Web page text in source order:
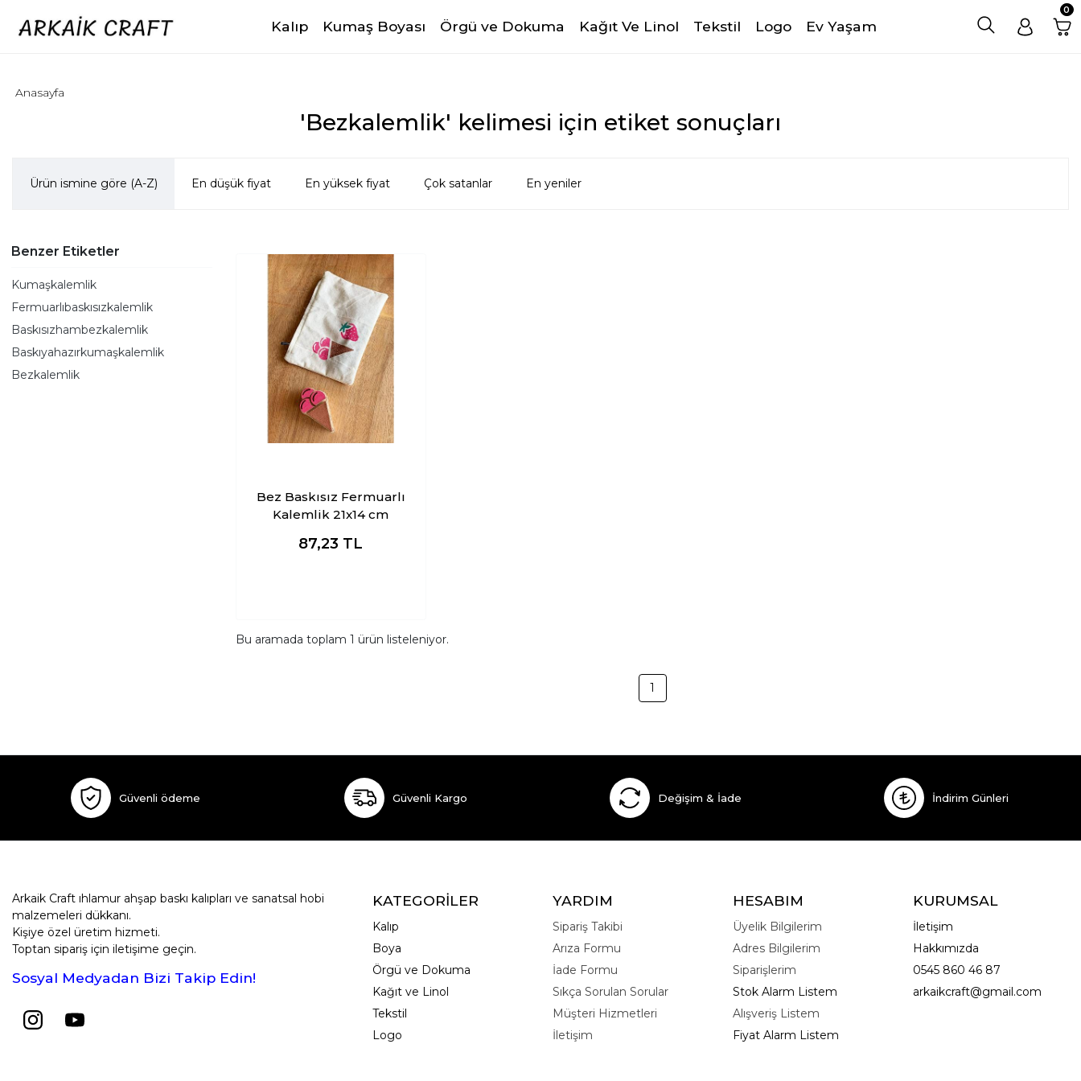
Kalıp Kumaş Boyası Örgü ve Dokuma Kağıt Ve Linol Tekstil Logo Ev Yaşam
0
'Bezkalemlik' kelimesi için etiket sonuçları
Anasayfa
Ürün ismine göre (A-Z) En düşük fiyat En yüksek fiyat Çok satanlar En yeniler
Benzer Etiketler
Kumaşkalemlik
Fermuarlıbaskısızkalemlik
Baskısızhambezkalemlik
Baskıyahazırkumaşkalemlik
Bezkalemlik
Bez Baskısız Fermuarlı
Kalemlik 21x14 cm
87,23 TL
Bu aramada toplam 1 ürün listeleniyor.
1
Güvenli ödeme Güvenli Kargo Değişim & İade İndirim Günleri
Arkaik Craft ıhlamur ahşap baskı kalıpları ve sanatsal hobi
malzemeleri dükkanı.
Kişiye özel üretim hizmeti.
Toptan sipariş için iletişime geçin.
Sosyal Medyadan Bizi Takip Edin!
KATEGORİLER
Kalıp
Boya
Örgü ve Dokuma
Kağıt ve Linol
Tekstil
Logo
YARDIM
Sipariş Takibi
Arıza Formu
İade Formu
Sıkça Sorulan Sorular
Müşteri Hizmetleri
İletişim
HESABIM
Üyelik Bilgilerim
Adres Bilgilerim
Siparişlerim
Stok Alarm Listem
Alışveriş Listem
Fiyat Alarm Listem
KURUMSAL
İletişim
Hakkımızda
0545 860 46 87
arkaikcraft@gmail.com